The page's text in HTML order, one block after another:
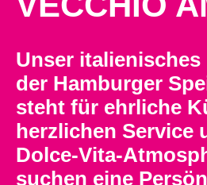
Unser
der Hamburger
steht für ehrliche
herzlichen Service
Dolce-Vita-
suchen eine